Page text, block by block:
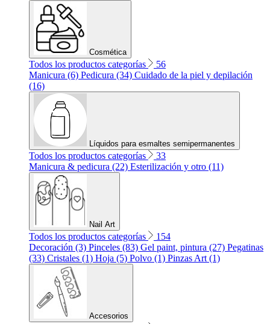
Cosmética
Todos los productos categorías
56
Manicura (6) Pedicura (34) Cuidado de la piel y depilación
(16)
Líquidos para esmaltes semipermanentes
Todos los productos categorías
33
Manicura & pedicura (22) Esterilización y otro (11)
Nail Art
Todos los productos categorías
154
Decoración (3) Pinceles (83) Gel paint, pintura (27) Pegatinas
(33) Cristales (1) Hoja (5) Polvo (1) Pinzas Art (1)
Accesorios